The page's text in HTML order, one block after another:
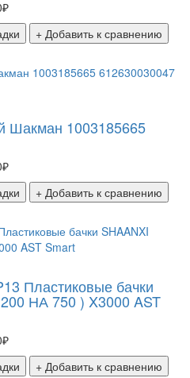
+ Добавить к сравнению
Шакман 1003185665
+ Добавить к сравнению
Пластиковые бачки
НА 750 ) X3000 AST
+ Добавить к сравнению